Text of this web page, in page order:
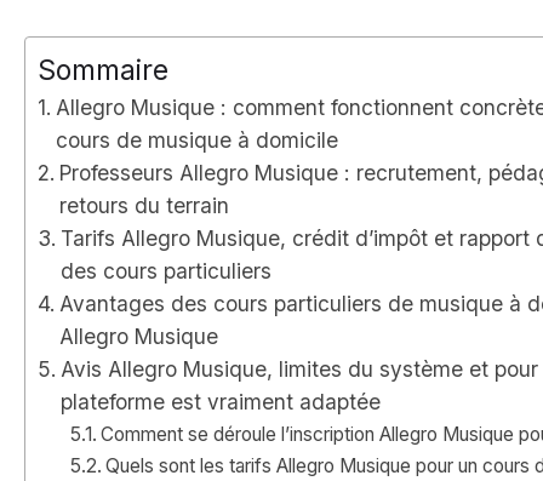
Sommaire
Allegro Musique : comment fonctionnent
cours de musique à domicile
Professeurs Allegro Musique : recrutement,
retours du terrain
Tarifs Allegro Musique, crédit d’impôt et rapport
des cours particuliers
Avantages des cours particuliers de musique à
Allegro Musique
Avis Allegro Musique, limites du système et
plateforme est vraiment adaptée
Comment se déroule l’inscription Allegro Musique
Quels sont les tarifs Allegro Musique pour un cours